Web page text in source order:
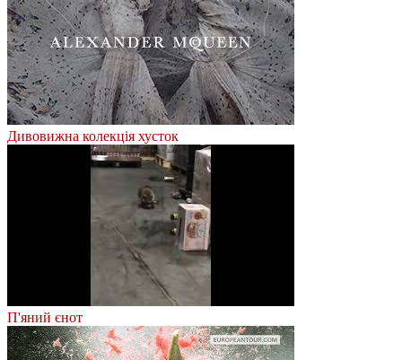
Дивовижна колекція хусток
П'яний єнот